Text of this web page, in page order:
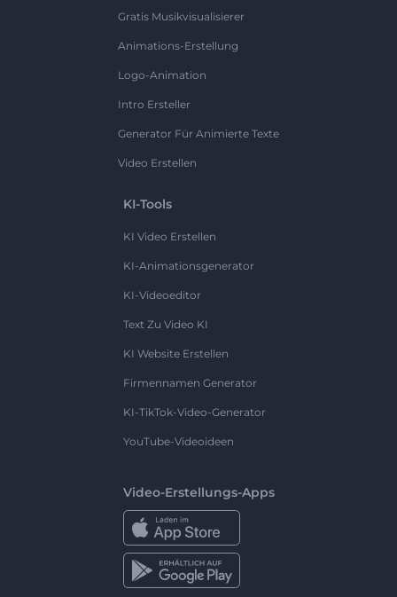
Gratis Musikvisualisierer
Animations-Erstellung
Logo-Animation
Intro Ersteller
Generator Für Animierte Texte
Video Erstellen
KI-Tools
KI Video Erstellen
KI-Animationsgenerator
KI-Videoeditor
Text Zu Video KI
KI Website Erstellen
Firmennamen Generator
KI-TikTok-Video-Generator
YouTube-Videoideen
Video-Erstellungs-Apps